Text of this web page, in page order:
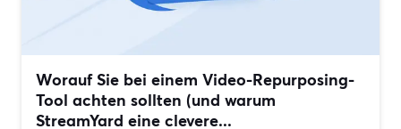
Worauf Sie bei einem Video-Repurposing-
Tool achten sollten (und warum
StreamYard eine clevere...